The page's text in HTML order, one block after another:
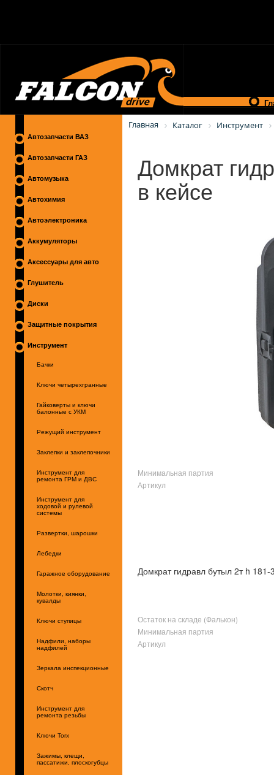
Автозапчасти ВАЗ
Автозапчасти ГАЗ
Автомузыка
Автохимия
Автоэлектроника
Аккумуляторы
Аксессуары для авто
Глушитель
Диски
Защитные покрытия
Инструмент
Бачки
Ключи четырехгранные
Гайковерты и ключи
балонные с УКМ
Режущий инструмент
Заклепки и заклепочники
Инструмент для
ремонта ГРМ и ДВС
Инструмент для
ходовой и рулевой
системы
Развертки, шарошки
Лебедки
Гаражное оборудование
Молотки, киянки,
кувалды
Ключи ступицы
Надфили, наборы
надфилей
Зеркала инспекционные
Скотч
Инструмент для
ремонта резьбы
Ключи Torx
Зажимы, клещи,
пассатижи, плоскогубцы
Главная Каталог Инструмент
Домкрат
в кейсе
Минимальная партия
Артикул
Домкрат гидравл бутыл 2т h
Остаток на складе (Фалькон)
Минимальная партия
Артикул